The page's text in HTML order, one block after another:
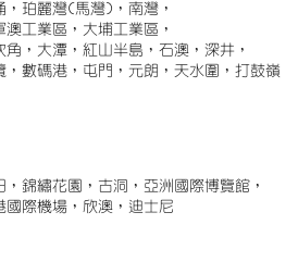
，珀麗灣(馬灣)，南灣，
澳工業區，大埔工業區，
角，大潭，紅山半島，石澳，深井，
，數碼港，屯門，元朗，天水圍，打鼓嶺
，錦繡花園，古洞，亞洲國際博覽館，
國際機場，欣澳，迪士尼